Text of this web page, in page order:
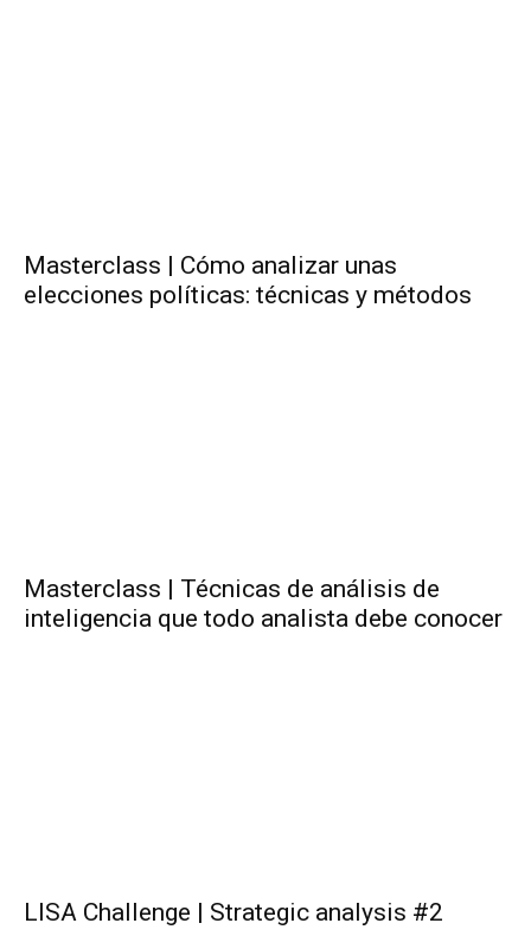
Masterclass | Cómo analizar unas
elecciones políticas: técnicas y métodos
Masterclass | Técnicas de análisis de
inteligencia que todo analista debe conocer
LISA Challenge | Strategic analysis #2